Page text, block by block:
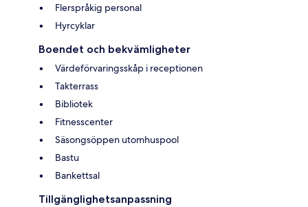
Flerspråkig personal
Hyrcyklar
Boendet och bekvämligheter
Värdeförvaringsskåp i receptionen
Takterrass
Bibliotek
Fitnesscenter
Säsongsöppen utomhuspool
Bastu
Bankettsal
Tillgänglighetsanpassning